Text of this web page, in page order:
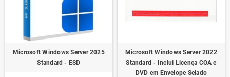
Microsoft Windows Server 2025
Standard - ESD
Microsoft Windows Server 2022
Standard - Inclui Licença COA e
DVD em Envelope Selado